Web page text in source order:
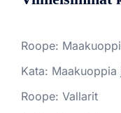
Roope:
Kata: Maakuoppia
Roope: Vallarit